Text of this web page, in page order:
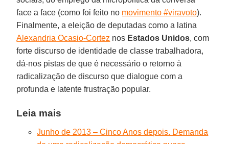
face a face (como foi feito no movimento #viravoto).
Finalmente, a eleição de deputadas como a latina
Alexandria Ocasio-Cortez nos Estados Unidos, com
forte discurso de identidade de classe trabalhadora,
dá-nos pistas de que é necessário o retorno à
radicalização de discurso que dialogue com a
profunda e latente frustração popular.
Leia mais
Junho de 2013 – Cinco Anos depois. Demanda